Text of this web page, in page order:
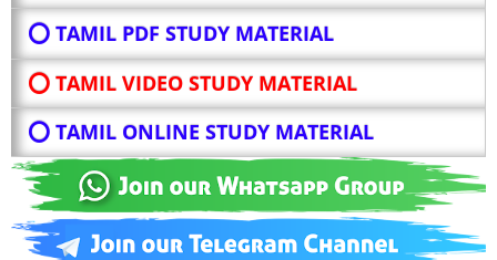
⭕ TAMIL PDF STUDY MATERIAL
⭕ TAMIL VIDEO STUDY MATERIAL
⭕ TAMIL ONLINE STUDY MATERIAL